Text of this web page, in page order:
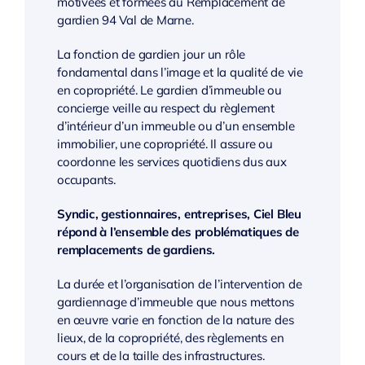
gardien 94 Val de Marne.
La fonction de gardien jour un rôle
fondamental dans l’image et la qualité de vie
en copropriété. Le gardien d’immeuble ou
concierge veille au respect du règlement
d’intérieur d’un immeuble ou d’un ensemble
immobilier, une copropriété. Il assure ou
coordonne les services quotidiens dus aux
occupants.
Syndic, gestionnaires, entreprises, Ciel Bleu
répond à l’ensemble des problématiques de
remplacements de gardiens.
La durée et l’organisation de l’intervention de
gardiennage d’immeuble que nous mettons
en œuvre varie en fonction de la nature des
lieux, de la copropriété, des règlements en
cours et de la taille des infrastructures.